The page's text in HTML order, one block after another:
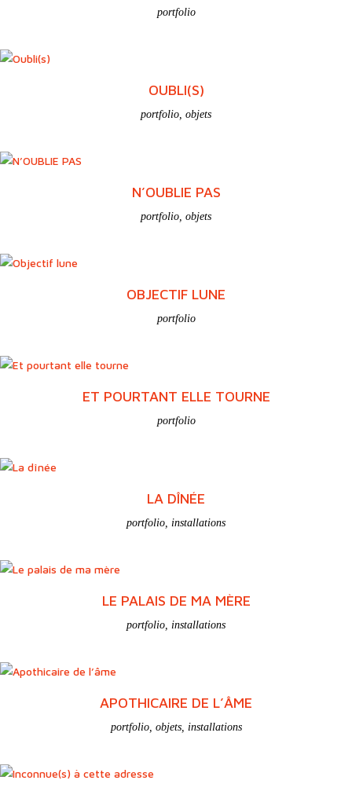
portfolio
OUBLI(S)
portfolio objets
N’OUBLIE PAS
portfolio objets
OBJECTIF LUNE
portfolio
ET POURTANT ELLE TOURNE
portfolio
LA DÎNÉE
portfolio installations
LE PALAIS DE MA MÈRE
portfolio installations
APOTHICAIRE DE L’ÂME
portfolio, objets, installations